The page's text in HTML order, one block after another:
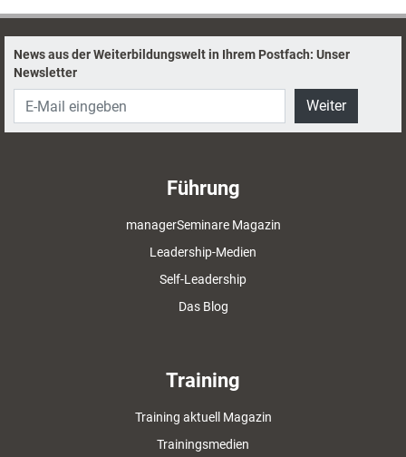
News aus der Weiterbildungswelt in Ihrem Postfach: Unser
Newsletter
Weiter
Führung
managerSeminare Magazin
Leadership-Medien
Self-Leadership
Das Blog
Training
Training aktuell Magazin
Trainingsmedien